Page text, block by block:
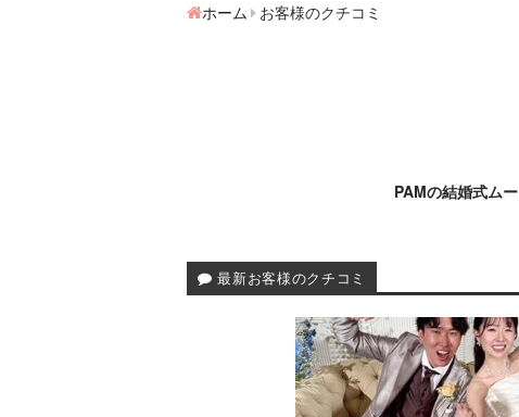
ホーム お客様のクチコミ
PAMの結婚式ム
最新お客様のクチコミ